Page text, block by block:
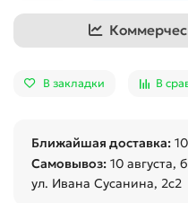
В закладки В
Ближайшая доставка:
Самовывоз: 10 августа,
ул. Ивана Сусанина, 2с2